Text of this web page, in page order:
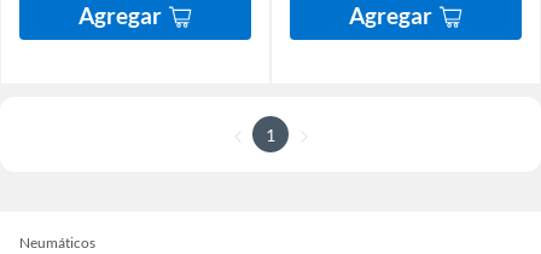
Agregar Agregar
1
Neumáticos